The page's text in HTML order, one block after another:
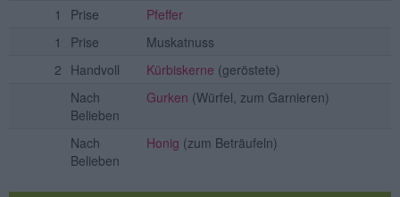
1
Prise
Pfeffer
1
Prise
Muskatnuss
2 Handvoll Kürbiskerne (geröstete)
Nach
Belieben
Gurken (Würfel, zum Garnieren)
Nach
Belieben
Honig (zum Beträufeln)